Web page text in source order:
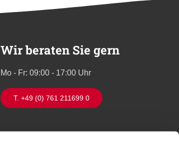
Wir beraten Sie gern
Mo - Fr: 09:00 - 17:00 Uhr
T. +49 (0) 761 211699 0